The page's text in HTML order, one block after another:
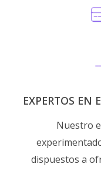
EXPERTOS EN
Nuestro
dispuestos a